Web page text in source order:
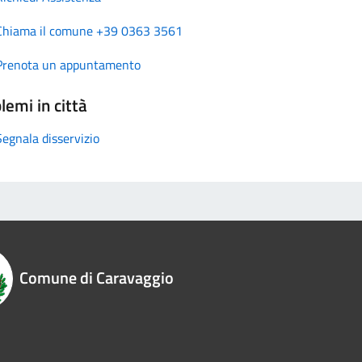
il comune +39 0363 3561
un appuntamento
in città
disservizio
Comune di Caravaggio